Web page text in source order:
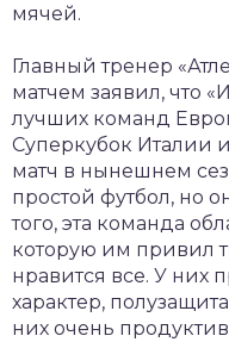
мячей.
Главный тренер
матчем заявил, что
лучших команд
Суперкубок Италии
матч в нынешнем
простой футбол, но
того, эта команда
которую им привил
нравится все. У них
характер,
них очень